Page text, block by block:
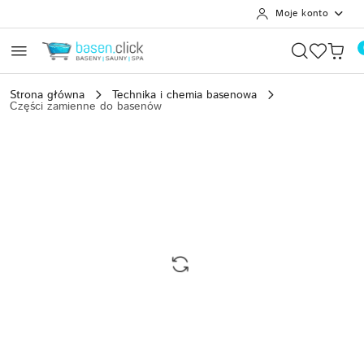
Moje konto
Strona główna Technika i chemia basenowa
Części zamienne do basenów